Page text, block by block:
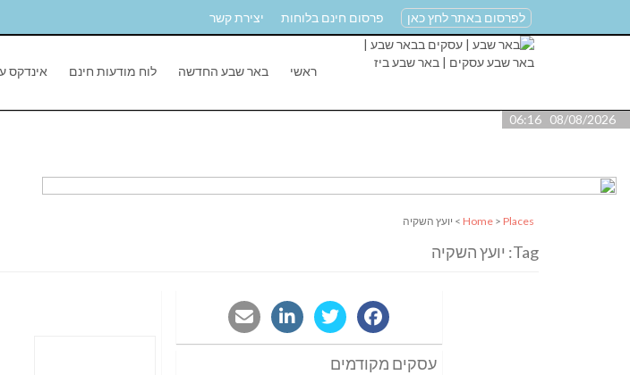
לפרסום באתר לחץ כאן פרסום חינם בלוחות יצירת קשר
ראשי באר שבע החדשה לוח מודעות חינם אינדקס
08/08/2026 06:16
Home > Places > יועץ השקיה
Tag: יועץ השקיה
עסקים מקודמים